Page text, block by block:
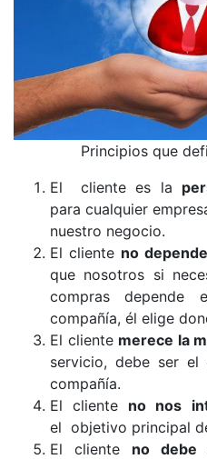
Principios que
El cliente es la
para cualquier
nuestro negocio.
El cliente no
que nosotros si
compras depende
compañía, él elige
El cliente merece la
servicio, debe ser el
compañía.
El cliente no nos
el objetivo principal
El cliente no debe